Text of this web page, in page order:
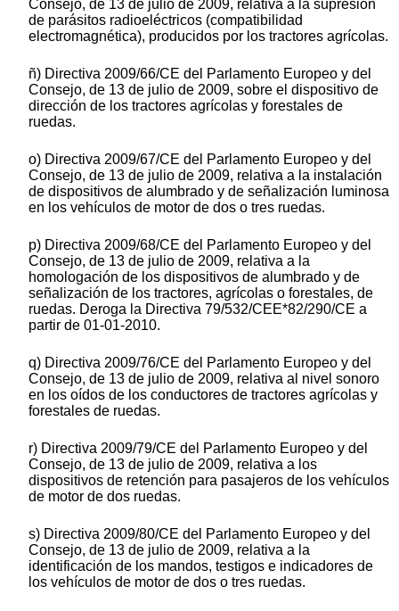
Consejo, de 13 de julio de 2009, relativa a la supresión
de parásitos radioeléctricos (compatibilidad
electromagnética), producidos por los tractores agrícolas.
ñ) Directiva 2009/66/CE del Parlamento Europeo y del
Consejo, de 13 de julio de 2009, sobre el dispositivo de
dirección de los tractores agrícolas y forestales de
ruedas.
o) Directiva 2009/67/CE del Parlamento Europeo y del
Consejo, de 13 de julio de 2009, relativa a la instalación
de dispositivos de alumbrado y de señalización luminosa
en los vehículos de motor de dos o tres ruedas.
p) Directiva 2009/68/CE del Parlamento Europeo y del
Consejo, de 13 de julio de 2009, relativa a la
homologación de los dispositivos de alumbrado y de
señalización de los tractores, agrícolas o forestales, de
ruedas. Deroga la Directiva 79/532/CEE*82/290/CE a
partir de 01-01-2010.
q) Directiva 2009/76/CE del Parlamento Europeo y del
Consejo, de 13 de julio de 2009, relativa al nivel sonoro
en los oídos de los conductores de tractores agrícolas y
forestales de ruedas.
r) Directiva 2009/79/CE del Parlamento Europeo y del
Consejo, de 13 de julio de 2009, relativa a los
dispositivos de retención para pasajeros de los vehículos
de motor de dos ruedas.
s) Directiva 2009/80/CE del Parlamento Europeo y del
Consejo, de 13 de julio de 2009, relativa a la
identificación de los mandos, testigos e indicadores de
los vehículos de motor de dos o tres ruedas.